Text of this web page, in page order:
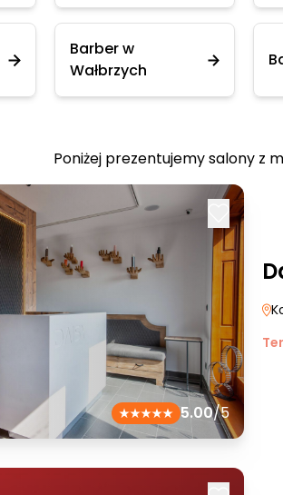
Barber w
Wałbrzych
Poniżej prezentujemy salony z
5.00/5